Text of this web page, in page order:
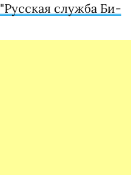
"Русская служба Би-